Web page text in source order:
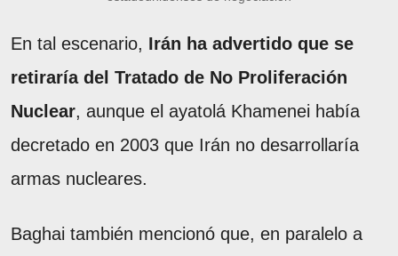
En tal escenario, Irán ha advertido que se
retiraría del Tratado de No Proliferación
Nuclear, aunque el ayatolá Khamenei había
decretado en 2003 que Irán no desarrollaría
armas nucleares.
Baghai también mencionó que, en paralelo a